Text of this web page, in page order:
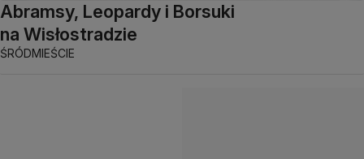
Abramsy, Leopardy i Borsuki
na Wisłostradzie
ŚRÓDMIEŚCIE